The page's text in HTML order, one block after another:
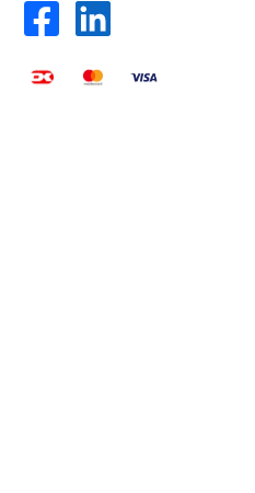
facebook
square